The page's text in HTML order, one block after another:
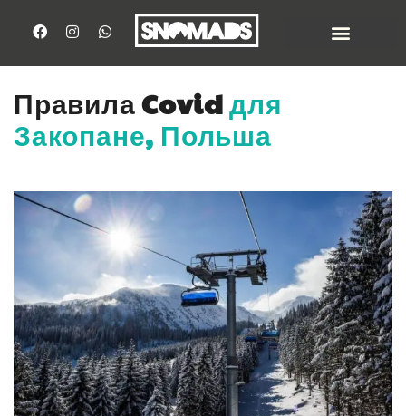
Правила Covidдля
Закопане, Польша